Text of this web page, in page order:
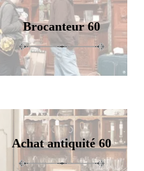
Brocanteur 60
Achat antiquité 60